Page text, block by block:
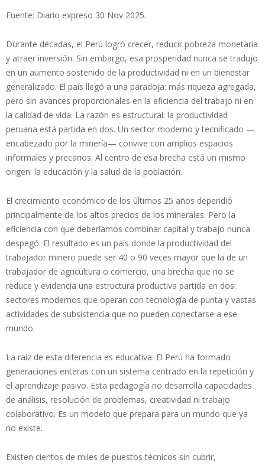
Fuente: Diario expreso 30 Nov 2025.
Durante décadas, el Perú logró crecer, reducir pobreza monetaria
y atraer inversión. Sin embargo, esa prosperidad nunca se tradujo
en un aumento sostenido de la productividad ni en un bienestar
generalizado. El país llegó a una paradoja: más riqueza agregada,
pero sin avances proporcionales en la eficiencia del trabajo ni en
la calidad de vida. La razón es estructural: la productividad
peruana está partida en dos. Un sector moderno y tecnificado —
encabezado por la minería— convive con amplios espacios
informales y precarios. Al centro de esa brecha está un mismo
origen: la educación y la salud de la población.
El crecimiento económico de los últimos 25 años dependió
principalmente de los altos precios de los minerales. Pero la
eficiencia con que deberíamos combinar capital y trabajo nunca
despegó. El resultado es un país donde la productividad del
trabajador minero puede ser 40 o 90 veces mayor que la de un
trabajador de agricultura o comercio, una brecha que no se
reduce y evidencia una estructura productiva partida en dos:
sectores modernos que operan con tecnología de punta y vastas
actividades de subsistencia que no pueden conectarse a ese
mundo.
La raíz de esta diferencia es educativa. El Perú ha formado
generaciones enteras con un sistema centrado en la repetición y
el aprendizaje pasivo. Esta pedagogía no desarrolla capacidades
de análisis, resolución de problemas, creatividad ni trabajo
colaborativo. Es un modelo que prepara para un mundo que ya
no existe.
Existen cientos de miles de puestos técnicos sin cubrir,